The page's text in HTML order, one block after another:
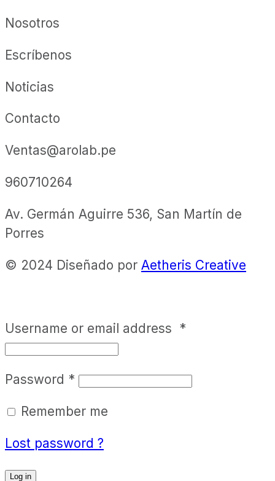
Nosotros
Escríbenos
Noticias
Contacto
Ventas@arolab.pe
960710264
Av. Germán Aguirre 536, San Martín de
Porres
© 2024 Diseñado por Aetheris Creative
Username or email address *
Password *
Remember me
Lost password ?
Log in